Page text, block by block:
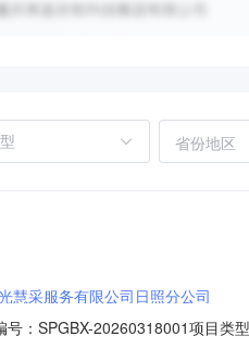
省份地区
慧采服务有限公司日照分公司
：SPGBX-20260318001项目类